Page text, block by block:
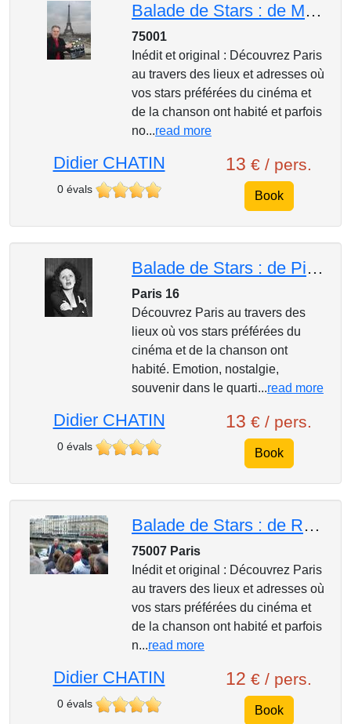
Balade de Stars : de Montand à Brialy
75001
Inédit et original : Découvrez Paris
au travers des lieux et adresses où
vos stars préférées du cinéma et
de la chanson ont habité et parfois
no...read more
Didier CHATIN
0 évals
13 € / pers.
Book
Balade de Stars : de Piaf à Bourvil
Paris 16
Découvrez Paris au travers des
lieux où vos stars préférées du
cinéma et de la chanson ont
habité. Emotion, nostalgie,
souvenir dans le quarti...read more
Didier CHATIN
0 évals
13 € / pers.
Book
Balade de Stars : de Romy à Gainsbourg
75007 Paris
Inédit et original : Découvrez Paris
au travers des lieux et adresses où
vos stars préférées du cinéma et
de la chanson ont habité et parfois
n...read more
Didier CHATIN
0 évals
12 € / pers.
Book